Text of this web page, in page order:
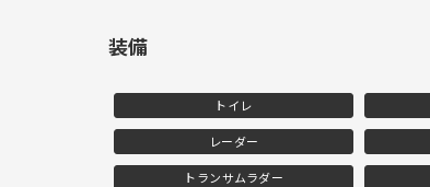
装備
トイレ
レーダー
トランサムラダー